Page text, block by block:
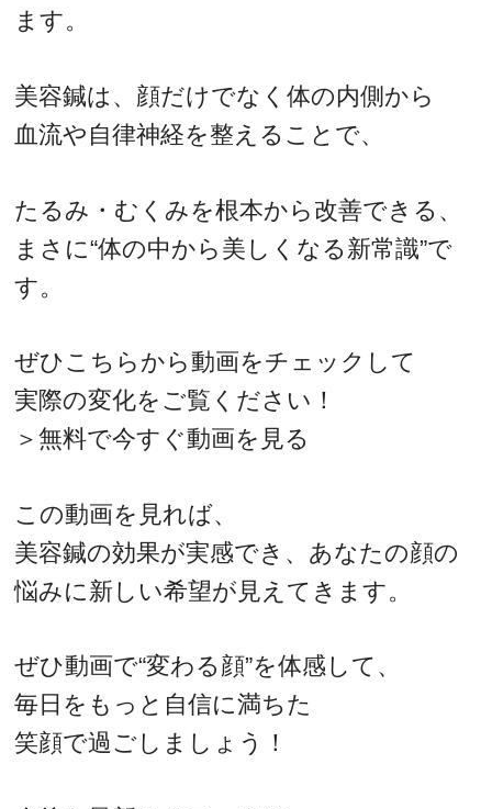
ます。
美容鍼は、顔だけでなく体の内側から
血流や自律神経を整えることで、
たるみ・むくみを根本から改善できる、
まさに“体の中から美しくなる新常識”で
す。
ぜひこちらから動画をチェックして
実際の変化をご覧ください！
＞無料で今すぐ動画を見る
この動画を見れば、
美容鍼の効果が実感でき、あなたの顔の
悩みに新しい希望が見えてきます。
ぜひ動画で“変わる顔”を体感して、
毎日をもっと自信に満ちた
笑顔で過ごしましょう！